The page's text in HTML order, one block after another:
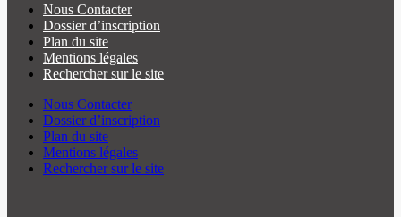
Nous Contacter
Dossier d’inscription
Plan du site
Mentions légales
Rechercher sur le site
Nous Contacter
Dossier d’inscription
Plan du site
Mentions légales
Rechercher sur le site